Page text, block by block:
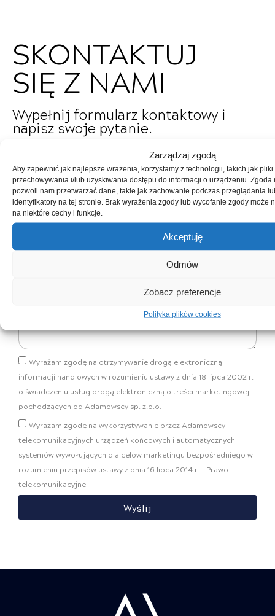
Zarządzaj zgodą
Aby zapewnić jak najlepsze wrażenia, korzystamy z technologii, takich jak
przechowywania i/lub uzyskiwania dostępu do informacji o urządzeniu. Zgoda
pozwoli nam przetwarzać dane, takie jak zachowanie podczas przeglądania
identyfikatory na tej stronie. Brak wyrażenia zgody lub wycofanie zgody może
na niektóre cechy i funkcje.
Akceptuję
Odmów
Zobacz preferencje
Polityka plików cookies
SKONTAKTUJ
SIĘ Z NAMI
Wypełnij formularz kontaktowy i
napisz swoje pytanie.
Nr Telefonu
Email
Wyrażam zgodę na otrzymywanie drogą elektroniczną
informacji handlowych w rozumieniu ustawy z dnia 18 lipca 2002 r.
o świadczeniu usług drogą elektroniczną o treści marketingowej
pochodzących od Adamowscy sp. z.o.o.
Wyrażam zgodę na wykorzystywanie przez Adamowscy
telekomunikacyjnych urządzeń końcowych i automatycznych
systemów wywołujących dla celów marketingu bezpośredniego w
rozumieniu przepisów ustawy z dnia 16 lipca 2014 r. - Prawo
telekomunikacyjne
Wyślij